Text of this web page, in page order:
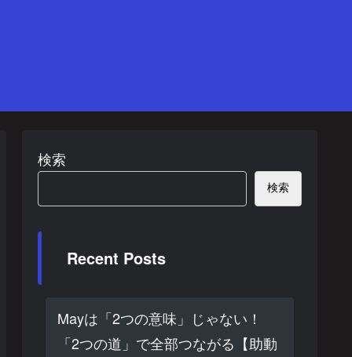
検索
検索
Recent Posts
Mayは「2つの意味」じゃない！
「2つの道」で全部つながる【助動